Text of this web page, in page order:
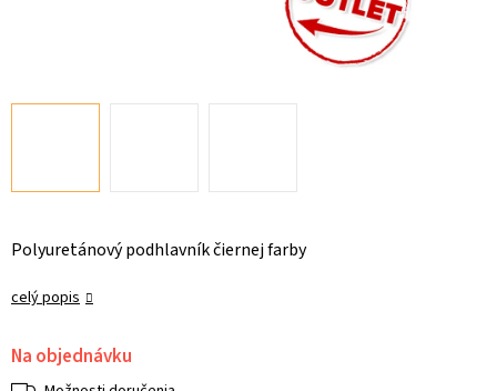
Polyuretánový podhlavník čiernej farby
celý popis
Na objednávku